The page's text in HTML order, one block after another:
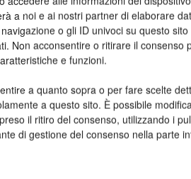
a noi e ai nostri partner di elaborare
o gli ID univoci su questo
Non acconsentire o ritirare il consenso
e funzioni.
a quanto sopra o per fare scelte
a questo sito. È possibile
il ritiro del consenso, utilizzando i
di gestione del consenso nella parte